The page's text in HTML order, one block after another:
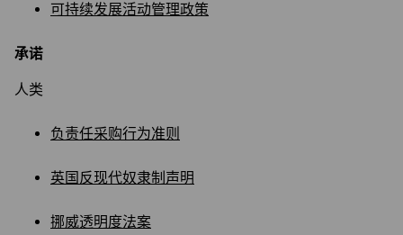
可持续发展活动管理政策
承诺
人类
负责任采购行为准则
英国反现代奴隶制声明
挪威透明度法案